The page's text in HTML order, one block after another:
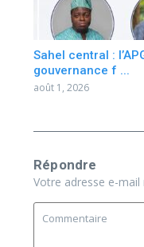
Sahel central :
gouvernance f ...
août 1, 2026
Répondre
Votre adresse e-mail